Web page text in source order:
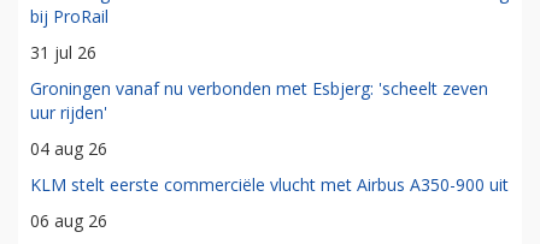
bij ProRail
31 jul 26
Groningen vanaf nu verbonden met Esbjerg: 'scheelt zeven
uur rijden'
04 aug 26
KLM stelt eerste commerciële vlucht met Airbus A350-900 uit
06 aug 26